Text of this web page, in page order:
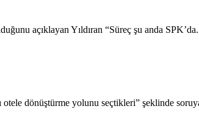
açıklayan Yıldıran “Süreç şu anda
dönüştürme yolunu seçtikleri” şeklinde